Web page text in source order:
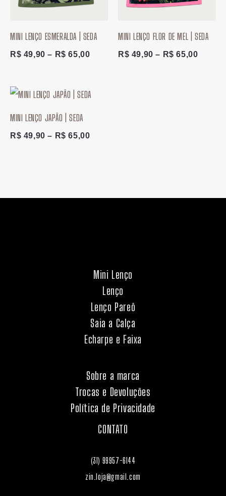
MINI LENÇO ESMERALDA | SEDA
R$ 49,90 – R$ 65,00
MINI LENÇO FLOR DE MEL | SEDA
R$ 49,90 – R$ 65,00
MINI LENÇO JAPÃO | SEDA
R$ 49,90 – R$ 65,00
Faixa
através
Mini Lenço
Lenço
Lenço Pareô
Saia a Calça
Echarpe e Faixa
Sobre a marca
Trocas e Devoluções
Política de Privacidade
CONTATO
(31) 99957-6144
zin.loja@gmail.com